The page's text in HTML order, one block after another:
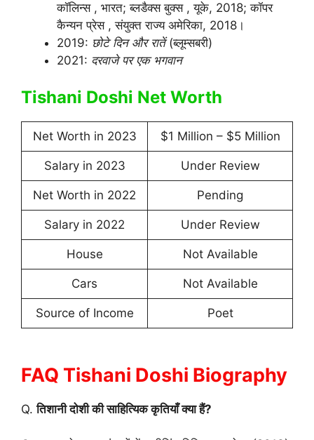
कॉलिन्स , भारत; ब्लडैक्स बुक्स , यूके, 2018; कॉपर
कैन्यन प्रेस , संयुक्त राज्य अमेरिका, 2018।
2019: छोटे दिन और रातें(ब्लूम्सबरी)
2021: दरवाजे पर एक भगवान
Tishani Doshi Net Worth
Net Worth in 2023 $1 Million – $5 Million
Salary in 2023 Under Review
Net Worth in 2022 Pending
Salary in 2022 Under Review
House Not Available
Cars Not Available
Source of Income Poet
FAQ Tishani Doshi Biography
Q.तिशानी दोशी की साहित्यिक कृतियाँ क्या हैं?